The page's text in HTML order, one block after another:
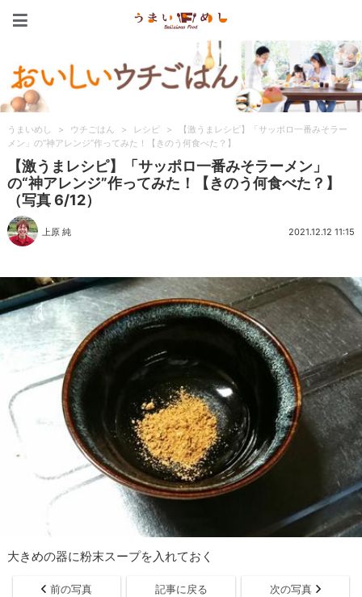
うまいめし > ウチごはん > レシピ >
【激うまレシピ】「サッポロ一番みそラー
メン」の“神アレンジ”作ってみた！【きのう何食べた？】
【激うまレシピ】「サッポロ一番みそラーメン」
の“神アレンジ”作ってみた！【きのう何食べた？】
（写真 6/12）
上原 純 2021.12.12 11:15
大きめの器に粉末スープを入れておく
前の写真 記事に戻る 次の写真